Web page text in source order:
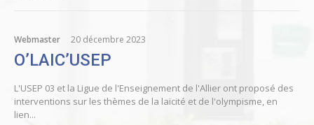
Webmaster 20 décembre 2023
O’LAIC’USEP
L'USEP 03 et la Ligue de l'Enseignement de l'Allier ont proposé des
interventions sur les thèmes de la laïcité et de l'olympisme, en
lien...